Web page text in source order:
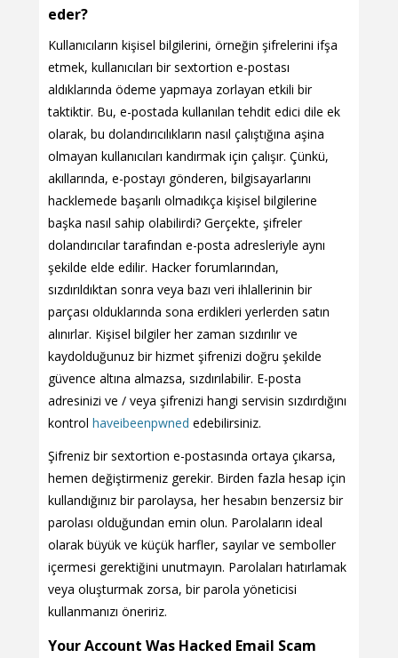
eder?
Kullanıcıların kişisel bilgilerini, örneğin şifrelerini ifşa
etmek, kullanıcıları bir sextortion e-postası
aldıklarında ödeme yapmaya zorlayan etkili bir
taktiktir. Bu, e-postada kullanılan tehdit edici dile ek
olarak, bu dolandırıcılıkların nasıl çalıştığına aşina
olmayan kullanıcıları kandırmak için çalışır. Çünkü,
akıllarında, e-postayı gönderen, bilgisayarlarını
hacklemede başarılı olmadıkça kişisel bilgilerine
başka nasıl sahip olabilirdi? Gerçekte, şifreler
dolandırıcılar tarafından e-posta adresleriyle aynı
şekilde elde edilir. Hacker forumlarından,
sızdırıldıktan sonra veya bazı veri ihlallerinin bir
parçası olduklarında sona erdikleri yerlerden satın
alınırlar. Kişisel bilgiler her zaman sızdırılır ve
kaydolduğunuz bir hizmet şifrenizi doğru şekilde
güvence altına almazsa, sızdırılabilir. E-posta
adresinizi ve / veya şifrenizi hangi servisin sızdırdığını
kontrol haveibeenpwned edebilirsiniz.
Şifreniz bir sextortion e-postasında ortaya çıkarsa,
hemen değiştirmeniz gerekir. Birden fazla hesap için
kullandığınız bir parolaysa, her hesabın benzersiz bir
parolası olduğundan emin olun. Parolaların ideal
olarak büyük ve küçük harfler, sayılar ve semboller
içermesi gerektiğini unutmayın. Parolaları hatırlamak
veya oluşturmak zorsa, bir parola yöneticisi
kullanmanızı öneririz.
Your Account Was Hacked Email Scam